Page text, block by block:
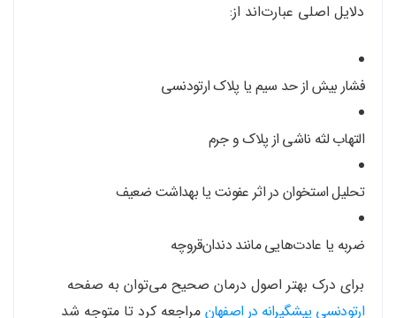
دلایل اصلی عبارت‌اند از:
فشار بیش از حد سیم یا پلاک ارتودنسی
التهاب لثه ناشی از پلاک و جرم
تحلیل استخوان در اثر عفونت یا بهداشت ضعیف
ضربه یا عادت‌هایی مانند دندان‌قروچه
برای درک بهتر اصول درمان صحیح می‌توان به صفحه
ارتودنسی پیشگیرانه در اصفهان مراجعه کرد تا متوجه شد